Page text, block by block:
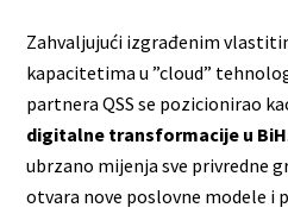
Zahvaljujući izgrađenim
kapacitetima u ”cloud”
partnera QSS se pozicionirao
digitalne transformacije u BiH
ubrzano mijenja sve privredne
otvara nove poslovne modele i